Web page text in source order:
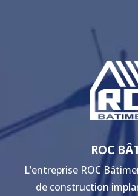
ROC
L’entreprise ROC
de construction